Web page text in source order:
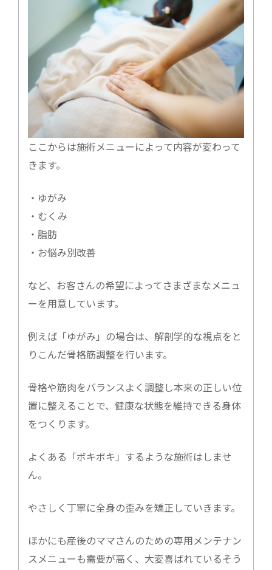
ここからは施術メニューによって内容が変わって
きます。
・ゆがみ
・むくみ
・脂肪
・お悩み別改善
など、お客さんの希望によってさまざまなメニュ
ーを用意しています。
例えば「ゆがみ」の場合は、解剖学的な視点をと
りこんだ骨格筋調整を行います。
骨格や筋肉をバランスよく調整し本来の正しい位
置に整えることで、健康な状態を維持できる身体
をつくります。
よくある「ボキボキ」するような施術はしませ
ん。
やさしく丁寧に全身の歪みを矯正していきます。
ほかにも産後のママさんのための専用メンテナン
スメニューも需要が高く、大変喜ばれているそう